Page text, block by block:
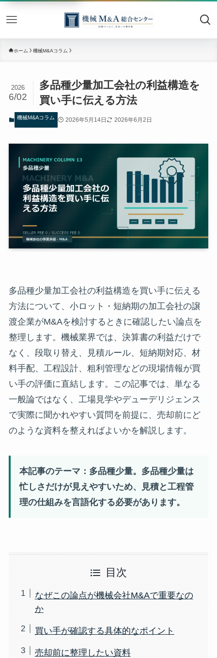
機械
ホーム 機械M&Aコラム
多品種少量加工会社の利益構造を
買い手に伝える方法
2026
6/02
機械M&Aコラム 2026年5月14日 2026年6月2日
多品種少量加工会社の利益構造を買い手に伝える
方法について、小ロット・短納期の加工会社の譲
渡企業がM&Aを検討するときに確認したい論点を
整理します。機械業界では、決算書の利益だけで
なく、段取り替え、見積ルール、短納期対応、材
料手配、工程設計、粗利管理などの現場情報が買
い手の評価に直結します。この記事では、単なる
一般論ではなく、工場見学やデューデリジェンス
で実際に聞かれやすい質問を前提に、売却前にど
のような資料を整えればよいかを解説します。
本記事のテーマ：多品種少量。多品種少量は
忙しさだけが見えやすいため、見積と工程管
理の仕組みを言語化する必要があります。
目次
なぜこの論点が機械会社M&Aで重要なの
か
買い手が確認する具体的なポイント
売却前に整理したい資料